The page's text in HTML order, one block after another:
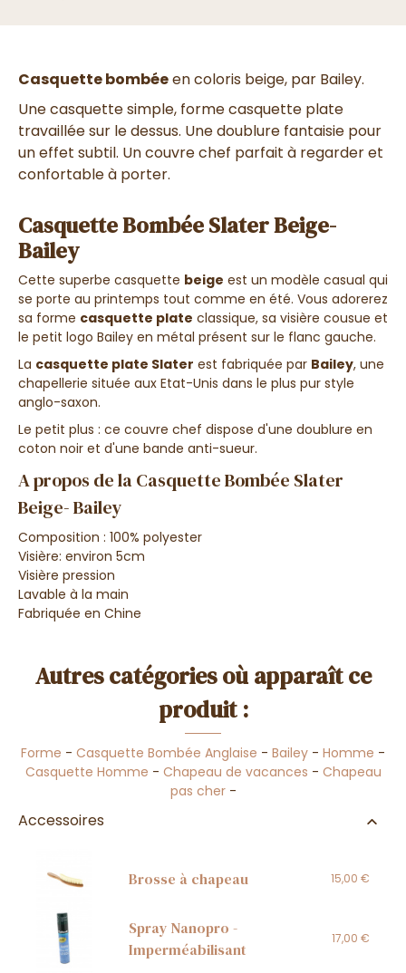
Casquette bombéeen coloris beige, par Bailey.
Une casquette simple, forme casquette plate
travaillée sur le dessus. Une doublure fantaisie pour
un effet subtil. Un couvre chef parfait à regarder et
confortable à porter.
Casquette Bombée Slater Beige-
Bailey
Cette superbe casquette beige est un modèle casual qui
se porte au printemps tout comme en été. Vous adorerez
sa forme casquette plate classique, sa visière cousue et
le petit logo Bailey en métal présent sur le flanc gauche.
La casquette plate Slater est fabriquée par Bailey, une
chapellerie située aux Etat-Unis dans le plus pur style
anglo-saxon.
Le petit plus : ce couvre chef dispose d'une doublure en
coton noir et d'une bande anti-sueur.
A propos de la Casquette Bombée Slater
Beige- Bailey
Composition : 100% polyester
Visière: environ 5cm
Visière pression
Lavable à la main
Fabriquée en Chine
Autres catégories où apparaît ce
produit :
Forme - Casquette Bombée Anglaise - Bailey - Homme -
Casquette Homme - Chapeau de vacances - Chapeau
pas cher-
Accessoires
Brosse à chapeau 15,00 €
Spray Nanopro -
Imperméabilisant
17,00 €